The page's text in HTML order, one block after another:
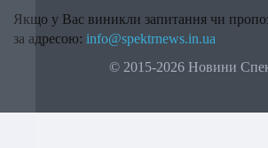
Якщо у Вас виникли запитання чи
за адресою: info@spektrnews.in.ua
© 2015-2026 Новини